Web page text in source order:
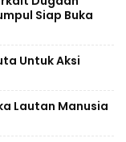
Siap Buka
Untuk Aksi
Lautan Manusia